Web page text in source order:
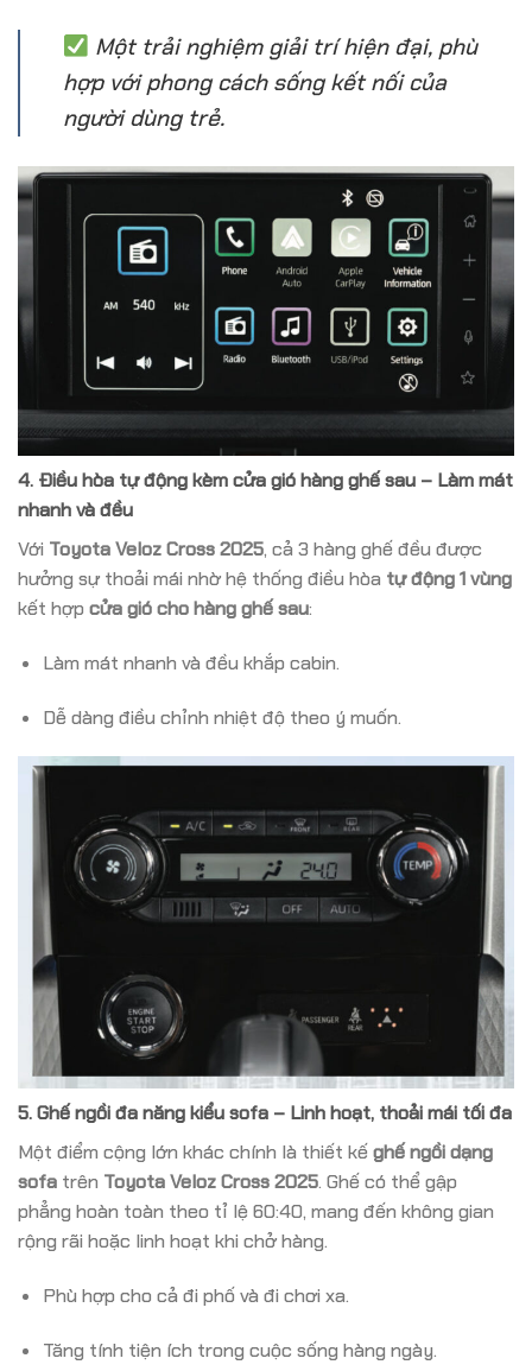
Một trải nghiệm giải trí hiện đại, phù
hợp với phong cách sống kết nối của
người dùng trẻ.
4. Điều hòa tự động kèm cửa gió hàng ghế sau – Làm mát
nhanh và đều
Với Toyota Veloz Cross 2025, cả 3 hàng ghế đều được
hưởng sự thoải mái nhờ hệ thống điều hòa tự động 1 vùng
kết hợp cửa gió cho hàng ghế sau:
Làm mát nhanh và đều khắp cabin.
Dễ dàng điều chỉnh nhiệt độ theo ý muốn.
5.Ghế ngồi đa năng kiểu sofa – Linh hoạt, thoải mái tối đa
Một điểm cộng lớn khác chính là thiết kếghế ngồi dạng
sofa trên Toyota Veloz Cross 2025. Ghế có thể gập
phẳng hoàn toàn theo tỉ lệ 60:40, mang đến không gian
rộng rãi hoặc linh hoạt khi chở hàng.
Phù hợp cho cả đi phố và đi chơi xa.
Tăng tính tiện ích trong cuộc sống hàng ngày.